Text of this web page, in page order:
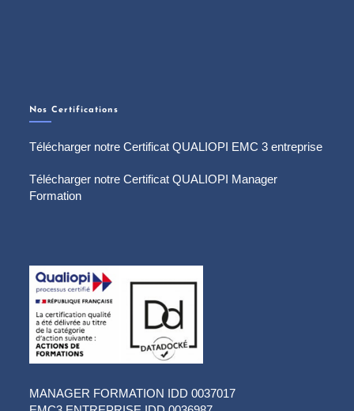
Nos Certifications
Télécharger notre Certificat QUALIOPI EMC 3 entreprise
Télécharger notre Certificat QUALIOPI Manager
Formation
MANAGER FORMATION IDD 0037017